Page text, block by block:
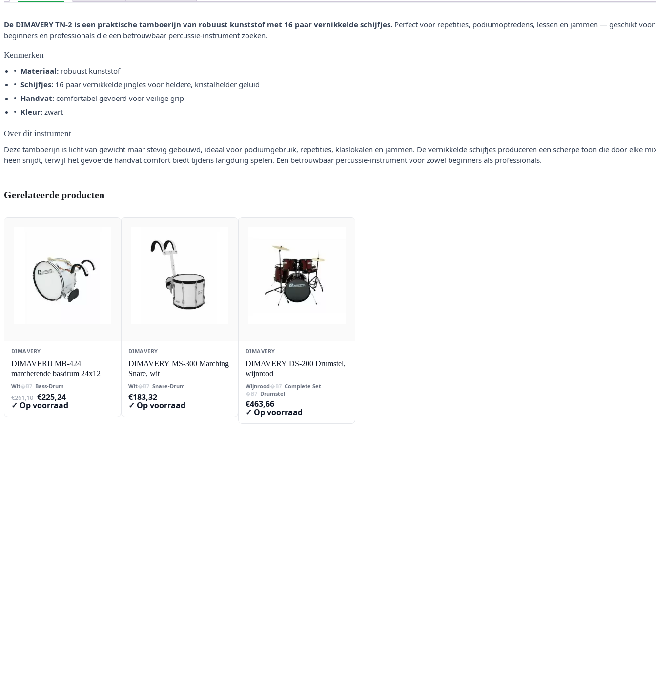
De DIMAVERY TN-2 is een praktische tamboerijn van robuust kunststof met 16 paar vernikkelde schijfjes. Perfect voor repetities, podiumoptredens, lessen en jammen — geschikt voor
beginners en professionals die een betrouwbaar percussie-instrument zoeken.
Kenmerken
Materiaal: robuust kunststof
Schijfjes: 16 paar vernikkelde jingles voor heldere, kristalhelder geluid
Handvat: comfortabel gevoerd voor veilige grip
Kleur: zwart
Over dit instrument
Deze tamboerijn is licht van gewicht maar stevig gebouwd, ideaal voor podiumgebruik, repetities, klaslokalen en jammen. De vernikkelde schijfjes produceren een scherpe toon die door elke
heen snijdt, terwijl het gevoerde handvat comfort biedt tijdens langdurig spelen. Een betrouwbaar percussie-instrument voor zowel beginners als professionals.
Gerelateerde producten
DIMAVERY
DIMAVERIJ MB-424
marcherende basdrum 24x12
Wit Bass-Drum
€261,10 Oorspronkelijke
prijs
€225,24Huidige
prijs
✓ Op voorraad
DIMAVERY
DIMAVERY MS-300 Marching
Snare, wit
Wit Snare-Drum
€183,32
✓ Op voorraad
DIMAVERY
DIMAVERY DS-200 Drumstel,
wijnrood
Wijnrood
Complete Set
Drumstel
€463,66
✓ Op voorraad